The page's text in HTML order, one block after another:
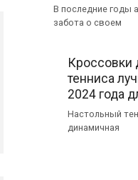
В последние годы
забота о своем
Кроссовки
тенниса
2024 года
Настольный
динамичная